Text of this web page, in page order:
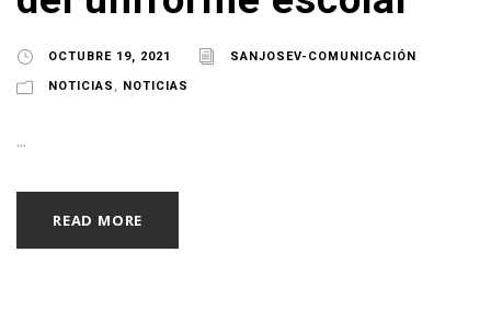
OCTUBRE 19, 2021 SANJOSEV-COMUNICACIÓN
NOTICIAS , NOTICIAS
...
READ MORE